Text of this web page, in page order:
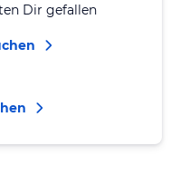
Dir gefallen